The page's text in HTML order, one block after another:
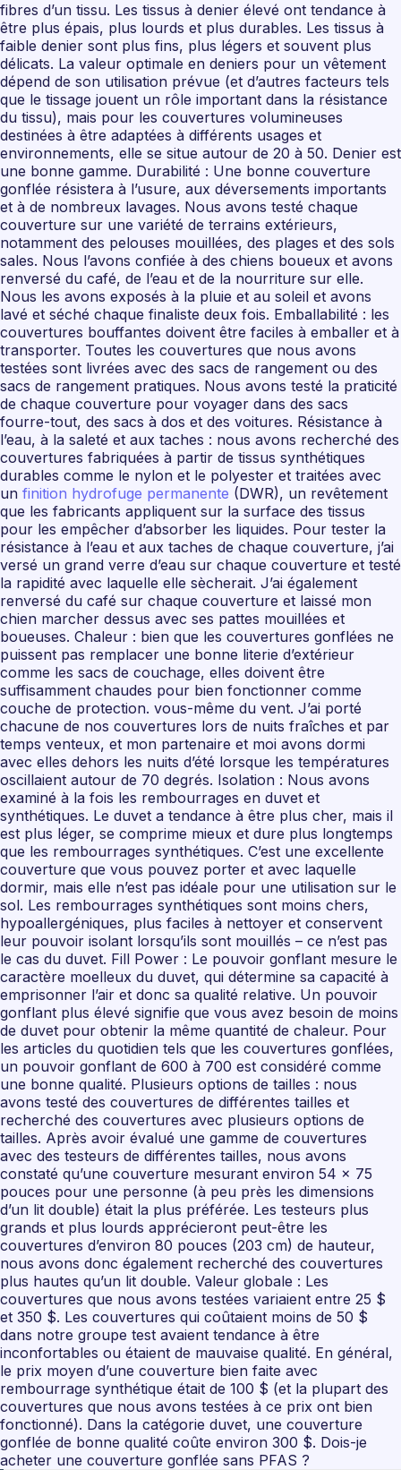
fibres d’un tissu. Les tissus à denier élevé ont tendance à
être plus épais, plus lourds et plus durables. Les tissus à
faible denier sont plus fins, plus légers et souvent plus
délicats. La valeur optimale en deniers pour un vêtement
dépend de son utilisation prévue (et d’autres facteurs tels
que le tissage jouent un rôle important dans la résistance
du tissu), mais pour les couvertures volumineuses
destinées à être adaptées à différents usages et
environnements, elle se situe autour de 20 à 50. Denier est
une bonne gamme. Durabilité : Une bonne couverture
gonflée résistera à l’usure, aux déversements importants
et à de nombreux lavages. Nous avons testé chaque
couverture sur une variété de terrains extérieurs,
notamment des pelouses mouillées, des plages et des sols
sales. Nous l’avons confiée à des chiens boueux et avons
renversé du café, de l’eau et de la nourriture sur elle.
Nous les avons exposés à la pluie et au soleil et avons
lavé et séché chaque finaliste deux fois. Emballabilité : les
couvertures bouffantes doivent être faciles à emballer et à
transporter. Toutes les couvertures que nous avons
testées sont livrées avec des sacs de rangement ou des
sacs de rangement pratiques. Nous avons testé la praticité
de chaque couverture pour voyager dans des sacs
fourre-tout, des sacs à dos et des voitures. Résistance à
l’eau, à la saleté et aux taches : nous avons recherché des
couvertures fabriquées à partir de tissus synthétiques
durables comme le nylon et le polyester et traitées avec
un finition hydrofuge permanente (DWR), un revêtement
que les fabricants appliquent sur la surface des tissus
pour les empêcher d’absorber les liquides. Pour tester la
résistance à l’eau et aux taches de chaque couverture, j’ai
versé un grand verre d’eau sur chaque couverture et testé
la rapidité avec laquelle elle sècherait. J’ai également
renversé du café sur chaque couverture et laissé mon
chien marcher dessus avec ses pattes mouillées et
boueuses. Chaleur : bien que les couvertures gonflées ne
puissent pas remplacer une bonne literie d’extérieur
comme les sacs de couchage, elles doivent être
suffisamment chaudes pour bien fonctionner comme
couche de protection. vous-même du vent. J’ai porté
chacune de nos couvertures lors de nuits fraîches et par
temps venteux, et mon partenaire et moi avons dormi
avec elles dehors les nuits d’été lorsque les températures
oscillaient autour de 70 degrés. Isolation : Nous avons
examiné à la fois les rembourrages en duvet et
synthétiques. Le duvet a tendance à être plus cher, mais il
est plus léger, se comprime mieux et dure plus longtemps
que les rembourrages synthétiques. C’est une excellente
couverture que vous pouvez porter et avec laquelle
dormir, mais elle n’est pas idéale pour une utilisation sur le
sol. Les rembourrages synthétiques sont moins chers,
hypoallergéniques, plus faciles à nettoyer et conservent
leur pouvoir isolant lorsqu’ils sont mouillés – ce n’est pas
le cas du duvet. Fill Power : Le pouvoir gonflant mesure le
caractère moelleux du duvet, qui détermine sa capacité à
emprisonner l’air et donc sa qualité relative. Un pouvoir
gonflant plus élevé signifie que vous avez besoin de moins
de duvet pour obtenir la même quantité de chaleur. Pour
les articles du quotidien tels que les couvertures gonflées,
un pouvoir gonflant de 600 à 700 est considéré comme
une bonne qualité. Plusieurs options de tailles : nous
avons testé des couvertures de différentes tailles et
recherché des couvertures avec plusieurs options de
tailles. Après avoir évalué une gamme de couvertures
avec des testeurs de différentes tailles, nous avons
constaté qu’une couverture mesurant environ 54 x 75
pouces pour une personne (à peu près les dimensions
d’un lit double) était la plus préférée. Les testeurs plus
grands et plus lourds apprécieront peut-être les
couvertures d’environ 80 pouces (203 cm) de hauteur,
nous avons donc également recherché des couvertures
plus hautes qu’un lit double. Valeur globale : Les
couvertures que nous avons testées variaient entre 25 $
et 350 $. Les couvertures qui coûtaient moins de 50 $
dans notre groupe test avaient tendance à être
inconfortables ou étaient de mauvaise qualité. En général,
le prix moyen d’une couverture bien faite avec
rembourrage synthétique était de 100 $ (et la plupart des
couvertures que nous avons testées à ce prix ont bien
fonctionné). Dans la catégorie duvet, une couverture
gonflée de bonne qualité coûte environ 300 $. Dois-je
acheter une couverture gonflée sans PFAS ?